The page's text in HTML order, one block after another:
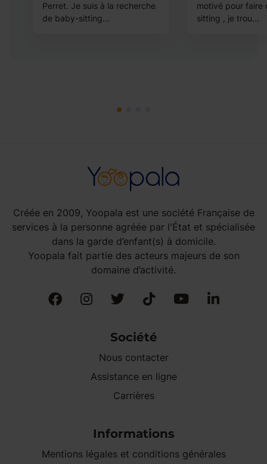
Perret. Je suis à la recherche
de baby-sitting...
motivé pour faire
sitting , je trou...
Créée en 2009, Yoopala est une société Française de
services à la personne agréée par l'État et spécialisée
dans la garde d’enfant(s) à domicile.
Yoopala fait partie des acteurs majeurs de son
domaine d’activité.
Société
Nous contacter
Assistance en ligne
Carrières
Informations
Mentions légales et conditions générales